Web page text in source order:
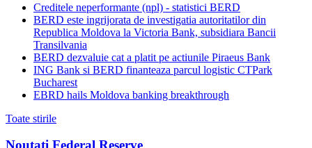
Creditele neperformante (npl) - statistici BERD
BERD este ingrijorata de investigatia autoritatilor din
Republica Moldova la Victoria Bank, subsidiara Bancii
Transilvania
BERD dezvaluie cat a platit pe actiunile Piraeus Bank
ING Bank si BERD finanteaza parcul logistic CTPark
Bucharest
EBRD hails Moldova banking breakthrough
Toate stirile